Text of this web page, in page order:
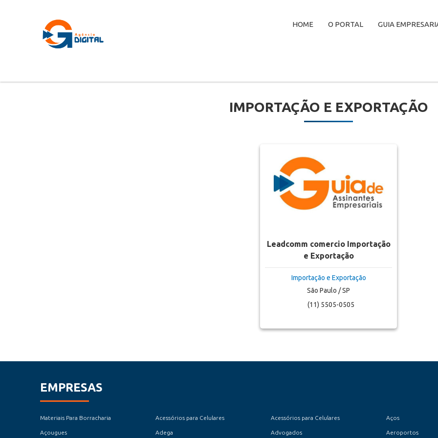
HOME O PORTAL GUIA
IMPORTAÇÃO E EXPORTAÇÃO
Leadcomm comercio Importação
e Exportação
Importação e Exportação
São Paulo / SP
(11) 5505-0505
EMPRESAS
Materiais Para Borracharia Acessórios para Celulares Acessórios para Celulares Aços
Açougues Adega Advogados Aeroportos